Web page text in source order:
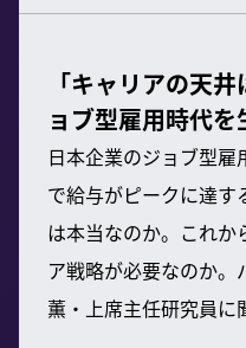
「キャリアの天
ョブ型雇用時代
日本企業のジョブ型
で給与がピークに達す
は本当なのか。これか
ア戦略が必要なのか
薫・上席主任研究員に